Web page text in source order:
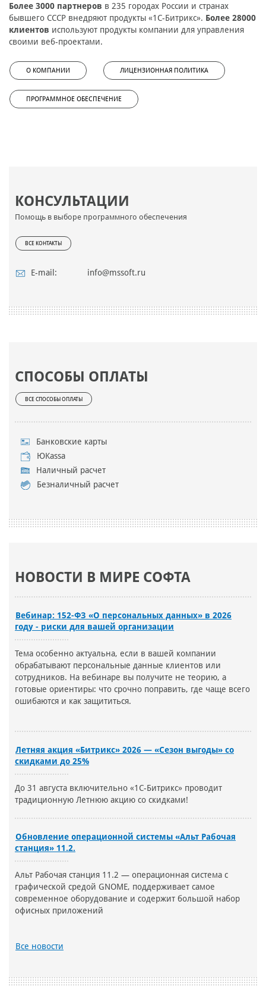
КОНСУЛЬТАЦИИ
Помощь в выборе программного обеспечения
ВСЕ КОНТАКТЫ
E-mail: info@mssoft.ru
СПОСОБЫ ОПЛАТЫ
ВСЕ СПОСОБЫ ОПЛАТЫ
Банковские карты
ЮKassa
Наличный расчет
Безналичный расчет
НОВОСТИ В МИРЕ СОФТА
Вебинар: 152-ФЗ «О персональных данных» в 2026
году - риски для вашей организации
Тема особенно актуальна, если в вашей компании
обрабатывают персональные данные клиентов или
сотрудников. На вебинаре вы получите не теорию, а
готовые ориентиры: что срочно поправить, где чаще всего
ошибаются и как защититься.
Летняя акция «Битрикс» 2026 — «Сезон выгоды» со
скидками до 25%
До 31 августа включительно «1С-Битрикс» проводит
традиционную Летнюю акцию со скидками!
Обновление операционной системы «Альт Рабочая
станция» 11.2.
Альт Рабочая станция 11.2 — операционная система с
графической средой GNOME, поддерживает самое
современное оборудование и содержит большой набор
офисных приложений
Все новости
Более 3000 партнеров в 235 городах России и странах
бывшего СССР внедряют продукты «1С-Битрикс». Более 28000
клиентов используют продукты компании для управления
своими веб-проектами.
О КОМПАНИИ ЛИЦЕНЗИОННАЯ ПОЛИТИКА
ПРОГРАММНОЕ ОБЕСПЕЧЕНИЕ